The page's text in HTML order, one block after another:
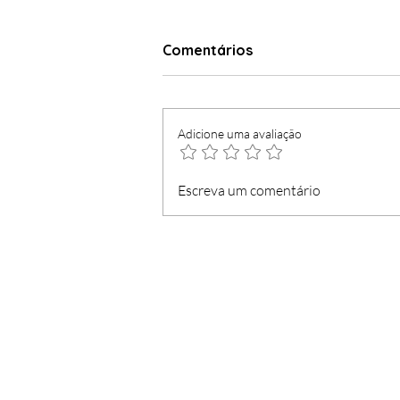
Concurso para 42 postos
de trabalho de Bombeiro
Comentários
Adicione uma avaliação
Escreva um comentário